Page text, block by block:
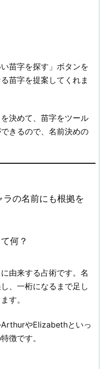
苗字を探す」ボタンを
苗字を提案してくれま
決めて、苗字をツール
きるので、名前決めの
の名前にも根拠を
何？
由来する占術です。名
、一桁になるまで足し
す。
やElizabethといっ
徴です。